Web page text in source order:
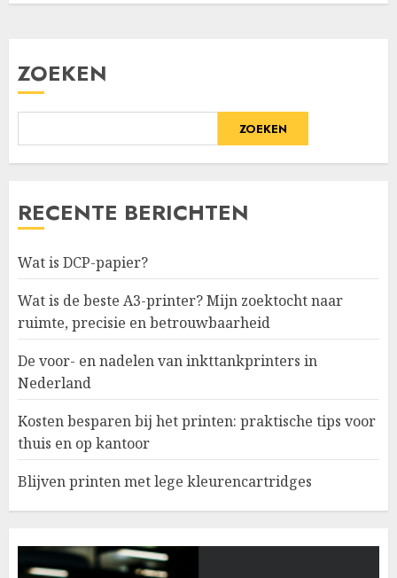
ZOEKEN
ZOEKEN
RECENTE BERICHTEN
Wat is DCP-papier?
Wat is de beste A3-printer? Mijn zoektocht naar
ruimte, precisie en betrouwbaarheid
De voor- en nadelen van inkttankprinters in
Nederland
Kosten besparen bij het printen: praktische tips voor
thuis en op kantoor
Blijven printen met lege kleurencartridges